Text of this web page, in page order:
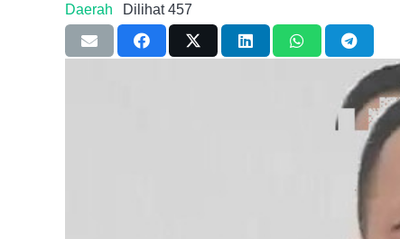
Daerah Dilihat457